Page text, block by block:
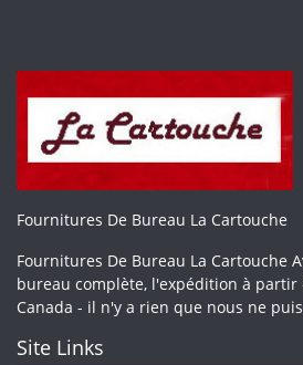
Fournitures De Bureau La Cartouche
Fournitures De Bureau La Cartouche
bureau complète, l'expédition à
Canada - il n'y a rien que nous ne
Site Links